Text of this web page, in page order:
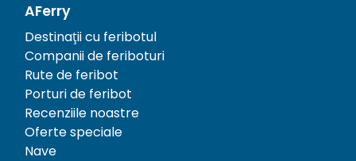
AFerry
Destinații cu feribotul
Companii de feriboturi
Rute de feribot
Porturi de feribot
Recenziile noastre
Oferte speciale
Nave